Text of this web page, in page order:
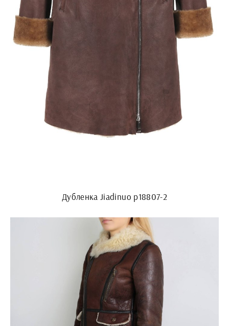
Дубленка Jiadinuo p18807-2